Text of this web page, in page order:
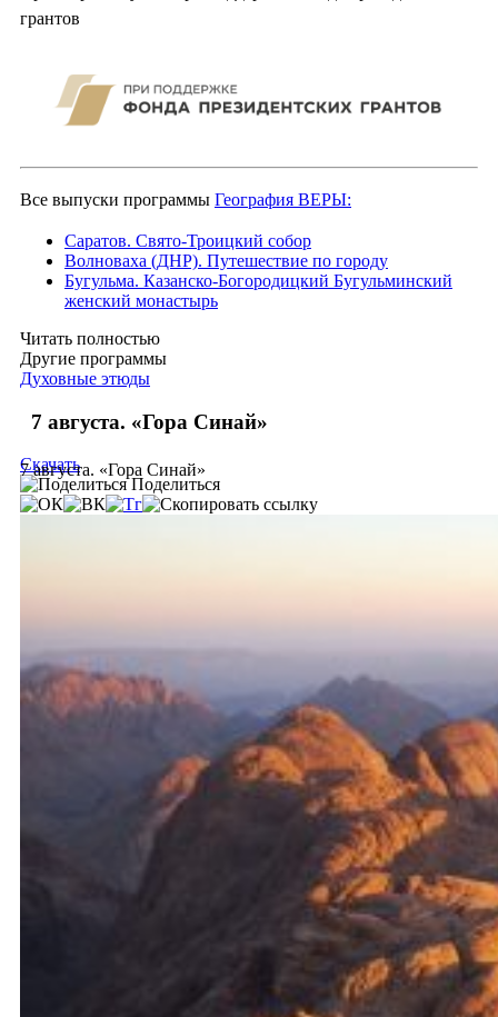
грантов
Все выпуски программы География ВЕРЫ:
Саратов. Свято-Троицкий собор
Волноваха (ДНР). Путешествие по городу
Бугульма. Казанско-Богородицкий Бугульминский
женский монастырь
Читать полностью
Другие программы
Духовные этюды
7 августа. «Гора Синай»
7 августа. «Гора Синай»
Скачать
Поделиться